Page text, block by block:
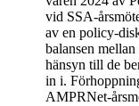
vid SSA-
av en policy-
balansen
hänsyn till de
in i.
AMPRNet-